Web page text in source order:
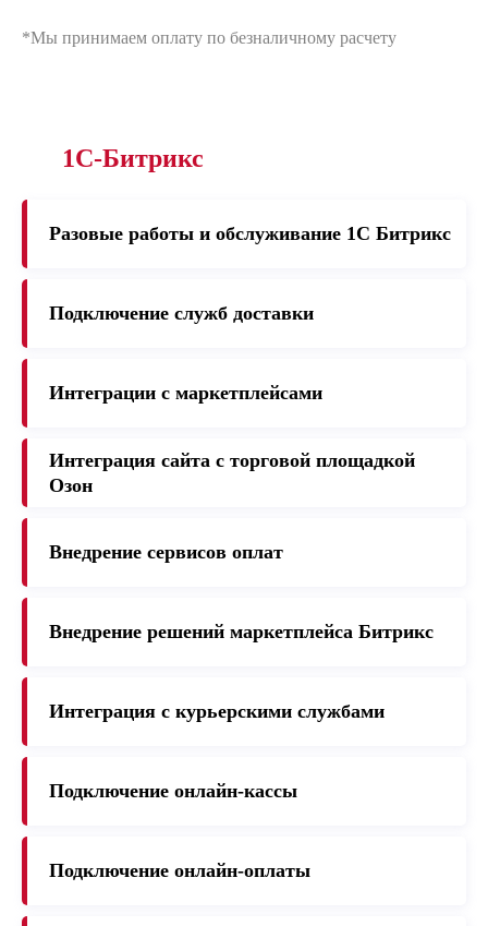
*Мы принимаем оплату по безналичному расчету
1С-Битрикс
Разовые работы и обслуживание 1C Битрикс
Подключение служб доставки
Интеграции с маркетплейсами
Интеграция сайта с торговой площадкой
Озон
Внедрение сервисов оплат
Внедрение решений маркетплейса Битрикс
Интеграция с курьерскими службами
Подключение онлайн-кассы
Подключение онлайн-оплаты